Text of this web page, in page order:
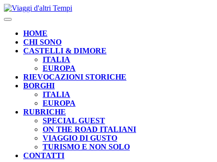
Skip
to
Open
ButtonHOME
CHI SONO
CASTELLI & DIMORE
ITALIA
EUROPA
RIEVOCAZIONI STORICHE
BORGHI
ITALIA
EUROPA
RUBRICHE
SPECIAL GUEST
ON THE ROAD ITALIANI
VIAGGIO DI GUSTO
TURISMO E NON SOLO
CONTATTI